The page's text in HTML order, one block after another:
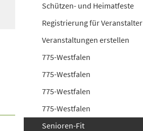
Schützen- und Heimatfeste
Registrierung für Veranstalter
Veranstaltungen erstellen
775-Westfalen
775-Westfalen
775-Westfalen
775-Westfalen
Senioren-Fit